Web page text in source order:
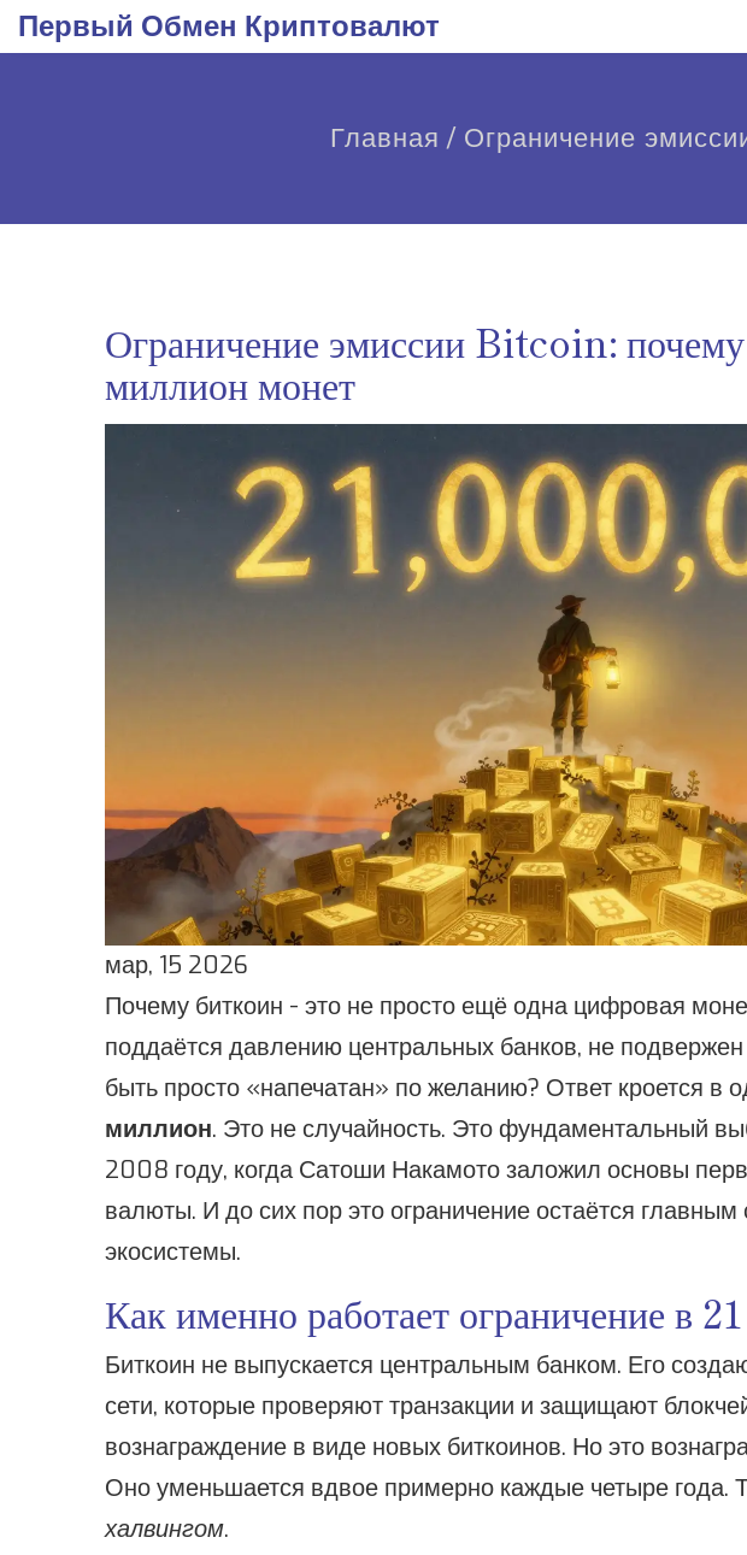
Первый Обмен Криптовалют
Главная / Ограничение
Ограничение эмиссии Bitcoin: почему
миллион монет
мар, 15 2026
Почему биткоин - это не просто ещё одна цифровая
поддаётся давлению центральных банков, не
быть просто «напечатан» по желанию? Ответ кроется в
миллион. Это не случайность. Это фундаментальный
2008 году, когда Сатоши Накамото заложил основы
валюты. И до сих пор это ограничение остаётся
экосистемы.
Как именно работает ограничение в
Биткоин не выпускается центральным банком. Его
сети, которые проверяют транзакции и защищают
вознаграждение в виде новых биткоинов. Но это
Оно уменьшается вдвое примерно каждые четыре года.
халвингом.